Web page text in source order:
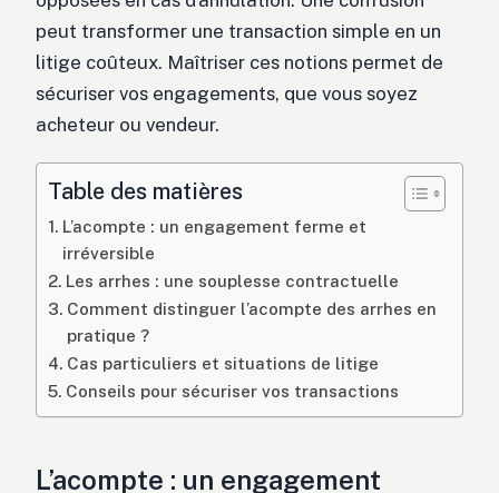
peut transformer une transaction simple en un
litige coûteux. Maîtriser ces notions permet de
sécuriser vos engagements, que vous soyez
acheteur ou vendeur.
Table des matières
L’acompte : un engagement ferme et
irréversible
Les arrhes : une souplesse contractuelle
Comment distinguer l’acompte des arrhes en
pratique ?
Cas particuliers et situations de litige
Conseils pour sécuriser vos transactions
L’acompte : un engagement